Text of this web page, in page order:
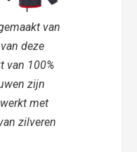
van
deze
van 100%
zijn
met
zilveren